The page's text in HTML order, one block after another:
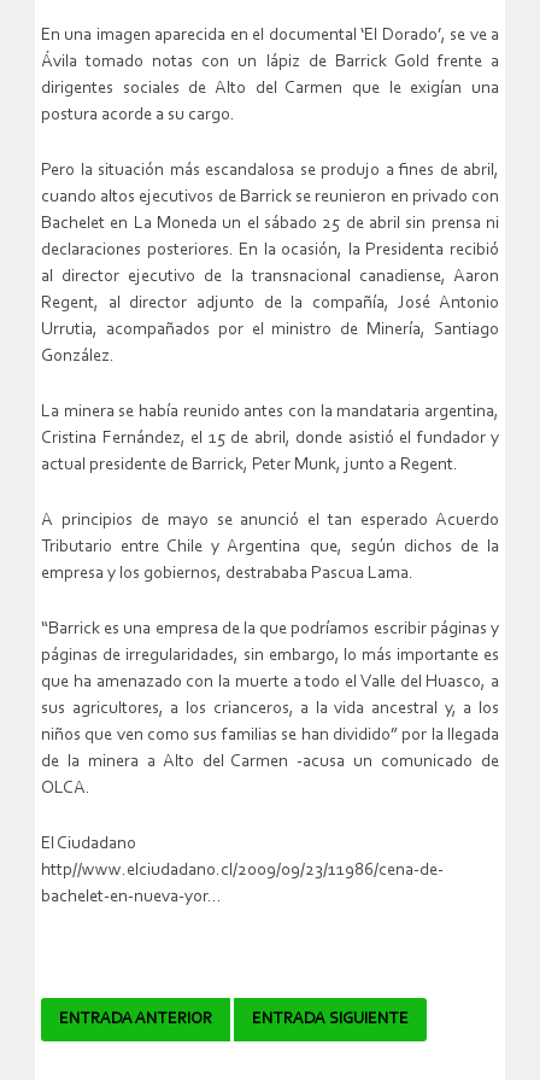
En una imagen aparecida en el documental ‘El Dorado’, se ve a
Ávila tomado notas con un lápiz de Barrick Gold frente a
dirigentes sociales de Alto del Carmen que le exigían una
postura acorde a su cargo.
Pero la situación más escandalosa se produjo a fines de abril,
cuando altos ejecutivos de Barrick se reunieron en privado con
Bachelet en La Moneda un el sábado 25 de abril sin prensa ni
declaraciones posteriores. En la ocasión, la Presidenta recibió
al director ejecutivo de la transnacional canadiense, Aaron
Regent, al director adjunto de la compañía, José Antonio
Urrutia, acompañados por el ministro de Minería, Santiago
González.
La minera se había reunido antes con la mandataria argentina,
Cristina Fernández, el 15 de abril, donde asistió el fundador y
actual presidente de Barrick, Peter Munk, junto a Regent.
A principios de mayo se anunció el tan esperado Acuerdo
Tributario entre Chile y Argentina que, según dichos de la
empresa y los gobiernos, destrababa Pascua Lama.
“Barrick es una empresa de la que podríamos escribir páginas y
páginas de irregularidades, sin embargo, lo más importante es
que ha amenazado con la muerte a todo el Valle del Huasco, a
sus agricultores, a los crianceros, a la vida ancestral y, a los
niños que ven como sus familias se han dividido” por la llegada
de la minera a Alto del Carmen -acusa un comunicado de
OLCA.
El Ciudadano
http//www.elciudadano.cl/2009/09/23/11986/cena-de-
bachelet-en-nueva-yor…
Navegador
ENTRADA ANTERIOR ENTRADA SIGUIENTE